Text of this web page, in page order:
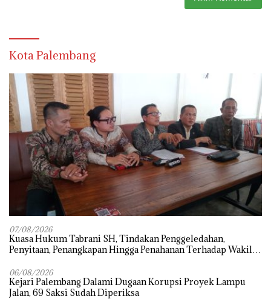
Kota Palembang
07/08/2026
‎Kuasa Hukum Tabrani SH, Tindakan Penggeledahan,
Penyitaan, Penangkapan Hingga Penahanan Terhadap Wakil
06/08/2026
Kejari Palembang Dalami Dugaan Korupsi Proyek Lampu
Jalan, 69 Saksi Sudah Diperiksa